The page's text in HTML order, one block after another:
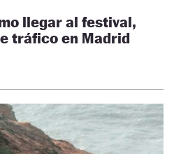
llegar al festival,
tráfico en Madrid